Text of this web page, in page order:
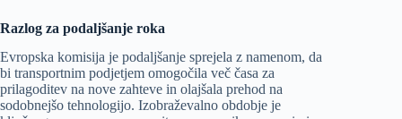
Razlog za podaljšanje roka
Evropska komisija je podaljšanje sprejela z namenom, da
bi transportnim podjetjem omogočila več časa za
prilagoditev na nove zahteve in olajšala prehod na
sodobnejšo tehnologijo. Izobraževalno obdobje je